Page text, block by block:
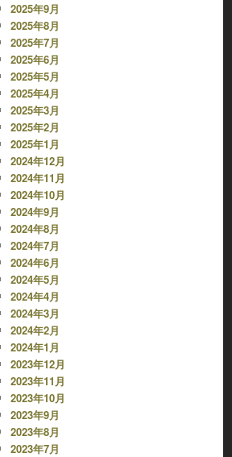
2025年9月
2025年8月
2025年7月
2025年6月
2025年5月
2025年4月
2025年3月
2025年2月
2025年1月
2024年12月
2024年11月
2024年10月
2024年9月
2024年8月
2024年7月
2024年6月
2024年5月
2024年4月
2024年3月
2024年2月
2024年1月
2023年12月
2023年11月
2023年10月
2023年9月
2023年8月
2023年7月